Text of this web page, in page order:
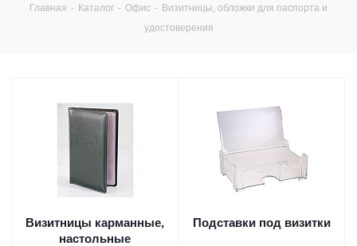
Главная - Каталог - Офис - Визитницы, обложки для паспорта и
удостоверения
Визитницы карманные,
настольные
Подставки под визитки